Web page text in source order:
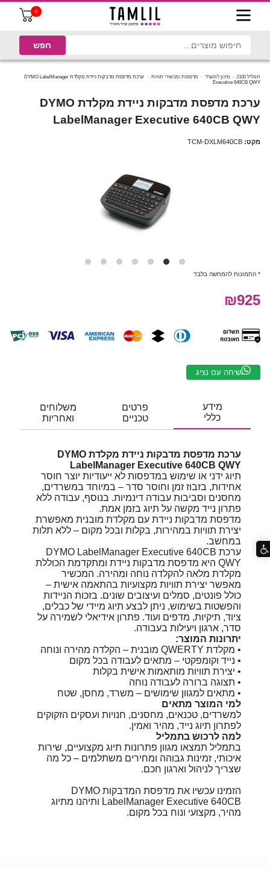
0
תמליל 2100 מיכון למשרד מדפסות ומכשירי תוויות
ערכת מדפסת מדבקות ניידת מקלדת DYMO LabelManager
Executive 640CB QWY
ערכת מדפסת מדבקות ניידת מקלדת DYMO
LabelManager Executive 640CB QWY
מקט: TCM-DXLM640CB
* התמונות להמחשה בלבד
₪925
שיחה עם נציג
מידע
כללי
פרטים
טכניים
משלוחים
ואחריות
ערכת מדפסת מדבקות ניידת מקלדת DYMO
LabelManager Executive 640CB QWY
תיוג ידני או שימוש במדפסות לא ייעודיות יוצר חוסר
אחידות, בזבוז זמן וחוסר סדר – במיוחד במשרדים,
מחסנים וסביבות עבודה דינמיות. בנוסף, עבודה ללא
פתרון נייד מקשה על תיוג בזמן אמת.
מדפסת מדבקות ניידת עם מקלדת מובנית מאפשרת
יצירת תוויות במהירות, בקלות ובכל מקום – ללא תלות
במחשב.
ערכת DYMO LabelManager Executive 640CB
QWY היא מדפסת מדבקות ניידת ומתקדמת הכוללת
מקלדת מלאה להקלדה נוחה ומהירה. המכשיר
מאפשר יצירת תוויות מקצועיות בהתאמה אישית –
כולל פונטים, סמלים ועיצובים שונים. בזכות הניידות
והפשטות בשימוש, ניתן לבצע תיוג מיידי של כבלים,
ציוד, תיקיות, מדפים ועוד. פתרון אידיאלי לשמירה על
סדר, ארגון ויעילות בעבודה.
יתרונות המוצר:
• מקלדת QWERTY מובנית – הקלדה מהירה ונוחה
• נייד וקומפקטי – מתאים לעבודה בכל מקום
• יצירת תוויות מותאמות אישית בקלות
• תצוגה ברורה לעבודה נוחה
• מתאים למגוון שימושים – משרד, מחסן, שטח
למי המוצר מתאים
למשרדים, טכנאים, מחסנים, חנויות ועסקים הזקוקים
לפתרון תיוג נייד, מהיר ואמין.
למה לרכוש בתמליל
בתמליל תמצאו מגוון פתרונות תיוג מקצועיים, שירות
איכותי, זמינות גבוהה ומחירים משתלמים – כל מה
שצריך לניהול וארגון חכם.
הזמינו עכשיו את מדפסת המדבקות DYMO
LabelManager Executive 640CB ותיהנו מתיוג
מהיר, מקצועי ונוח בכל מקום.